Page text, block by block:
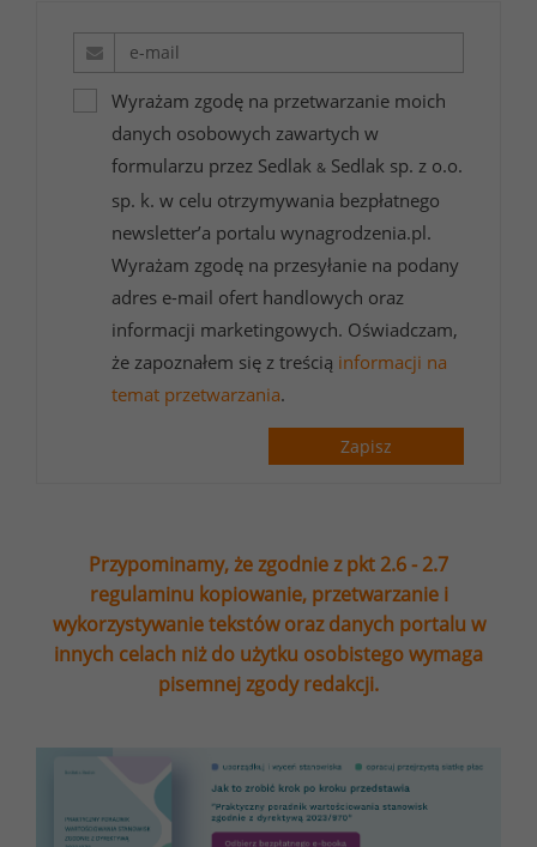
Wyrażam zgodę na przetwarzanie moich
danych osobowych zawartych w
formularzu przez Sedlak & Sedlak sp. z o.o.
sp. k. w celu otrzymywania bezpłatnego
newsletter’a portalu wynagrodzenia.pl.
Wyrażam zgodę na przesyłanie na podany
adres e-mail ofert handlowych oraz
informacji marketingowych. Oświadczam,
że zapoznałem się z treścią informacji na
temat przetwarzania.
Zapisz
Przypominamy, że zgodnie z pkt 2.6 - 2.7
regulaminu kopiowanie, przetwarzanie i
wykorzystywanie tekstów oraz danych portalu w
innych celach niż do użytku osobistego wymaga
pisemnej zgody redakcji.